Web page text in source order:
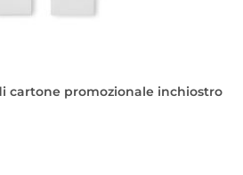
cartone promozionale inchiostro